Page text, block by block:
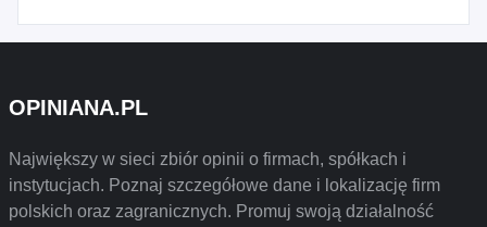
OPINIANA.PL
Największy w sieci zbiór opinii o firmach, spółkach i
instytucjach. Poznaj szczegółowe dane i lokalizację firm
polskich oraz zagranicznych. Promuj swoją działalność